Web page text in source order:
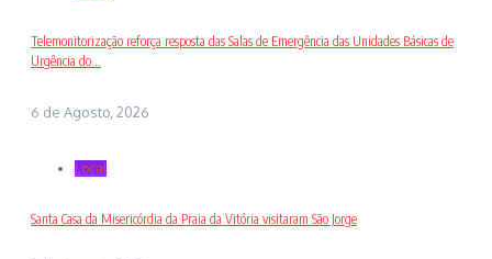
Telemonitorização reforça resposta das Salas de Emergência das Unidades Básicas de
Urgência do...
6 de Agosto, 2026
Local
Santa Casa da Misericórdia da Praia da Vitória visitaram São Jorge